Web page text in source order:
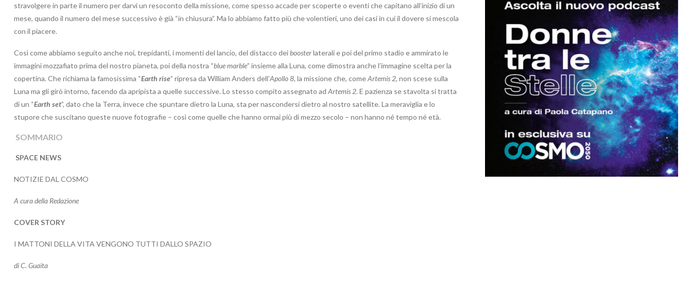
stravolgere in parte il numero per darvi un resoconto della missione, come spesso accade per scoperte o eventi che capitano all’inizio di un
mese, quando il numero del mese successivo è già “in chiusura”. Ma lo abbiamo fatto più che volentieri, uno dei casi in cui il dovere si mescola
con il piacere.
Così come abbiamo seguito anche noi, trepidanti, i momenti del lancio, del distacco deiboosterlaterali e poi del primo stadio e ammirato le
immagini mozzafiato prima del nostro pianeta, poi della nostra “blue marble” insieme alla Luna, come dimostra anche l’immagine scelta per la
copertina. Che richiama la famosissima “Earth rise” ripresa da William Anders dell’Apollo 8, la missione che, comeArtemis 2, non scese sulla
Luna ma gli girò intorno, facendo da apripista a quelle successive. Lo stesso compito assegnato ad Artemis 2. E pazienza se stavolta si tratta
di un “Earth set”, dato che la Terra, invece che spuntare dietro la Luna, sta per nascondersi dietro al nostro satellite. La meraviglia e lo
stupore che suscitano queste nuove fotografie – così come quelle che hanno ormai più di mezzo secolo – non hanno né tempo né età.
SOMMARIO
SPACE NEWS
NOTIZIE DAL COSMO
A cura della Redazione
COVER STORY
I MATTONI DELLA VITA VENGONO TUTTI DALLO SPAZIO
di C. Guaita